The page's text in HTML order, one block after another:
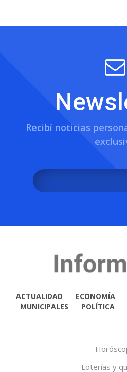
Recibí noticias
ACTUALIDAD ECONOMÍA
MUNICIPALES
POLÍTICA
Loterías y